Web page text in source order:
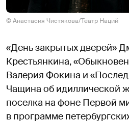
© Анастасия Чистякова/Театр Наций
«День закрытых дверей»
Крестьянкина,
Валерия Фокина и
Чащина об идиллической
поселка на фоне Первой
в программе